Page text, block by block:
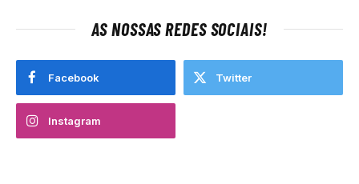
AS NOSSAS REDES SOCIAIS!
Facebook Twitter
Instagram